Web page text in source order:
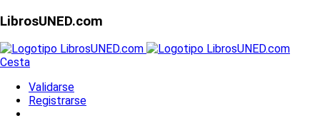
LibrosUNED.com
Cesta
Validarse
Registrarse